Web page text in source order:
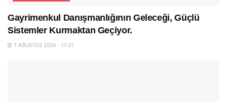
Gayrimenkul Danışmanlığının Geleceği, Güçlü
Sistemler Kurmaktan Geçiyor.
7 AĞUSTOS 2026 - 11:21